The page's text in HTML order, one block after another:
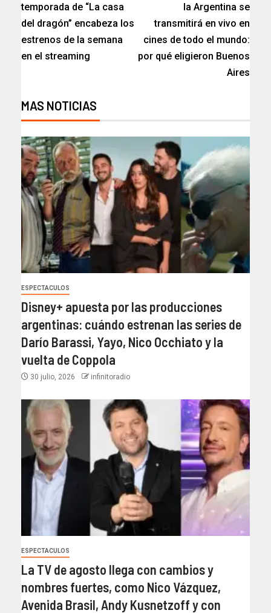
temporada de “La casa
del dragón” encabeza los
estrenos de la semana
en el streaming
la Argentina se
transmitirá en vivo en
cines de todo el mundo:
por qué eligieron Buenos
Aires
MAS NOTICIAS
ESPECTACULOS
Disney+ apuesta por las producciones
argentinas: cuándo estrenan las series de
Darío Barassi, Yayo, Nico Occhiato y la
vuelta de Coppola
30 julio, 2026 infinitoradio
ESPECTACULOS
La TV de agosto llega con cambios y
nombres fuertes, como Nico Vázquez,
Avenida Brasil, Andy Kusnetzoff y con